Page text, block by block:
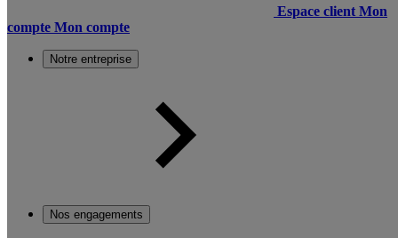
Espace client Mon
compte Mon compte
Notre entreprise
Nos engagements